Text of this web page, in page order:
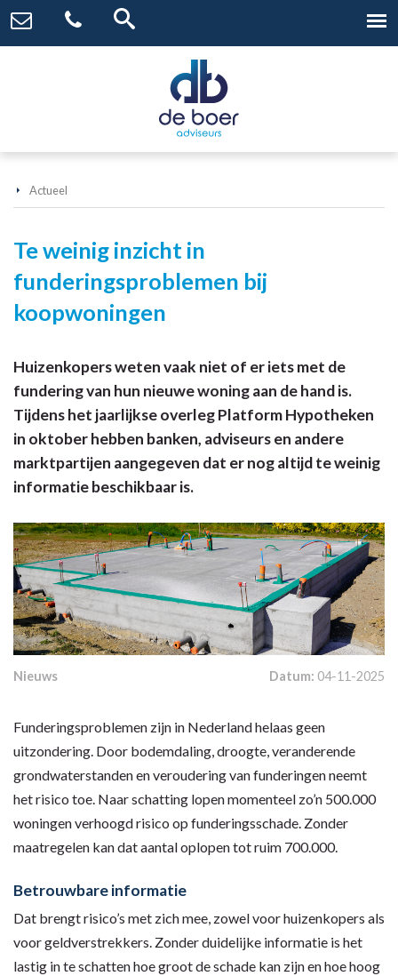
Actueel
Te weinig inzicht in
funderingsproblemen bij
koopwoningen
Huizenkopers weten vaak niet of er iets met de
fundering van hun nieuwe woning aan de hand is.
Tijdens het jaarlijkse overleg Platform Hypotheken
in oktober hebben banken, adviseurs en andere
marktpartijen aangegeven dat er nog altijd te weinig
informatie beschikbaar is.
Nieuws Datum: 04-11-2025
Funderingsproblemen zijn in Nederland helaas geen
uitzondering. Door bodemdaling, droogte, veranderende
grondwaterstanden en veroudering van funderingen neemt
het risico toe. Naar schatting lopen momenteel zo’n 500.000
woningen verhoogd risico op funderingsschade. Zonder
maatregelen kan dat aantal oplopen tot ruim 700.000.
Betrouwbare informatie
Dat brengt risico’s met zich mee, zowel voor huizenkopers als
voor geldverstrekkers. Zonder duidelijke informatie is het
lastig in te schatten hoe groot de schade kan zijn en hoe hoog